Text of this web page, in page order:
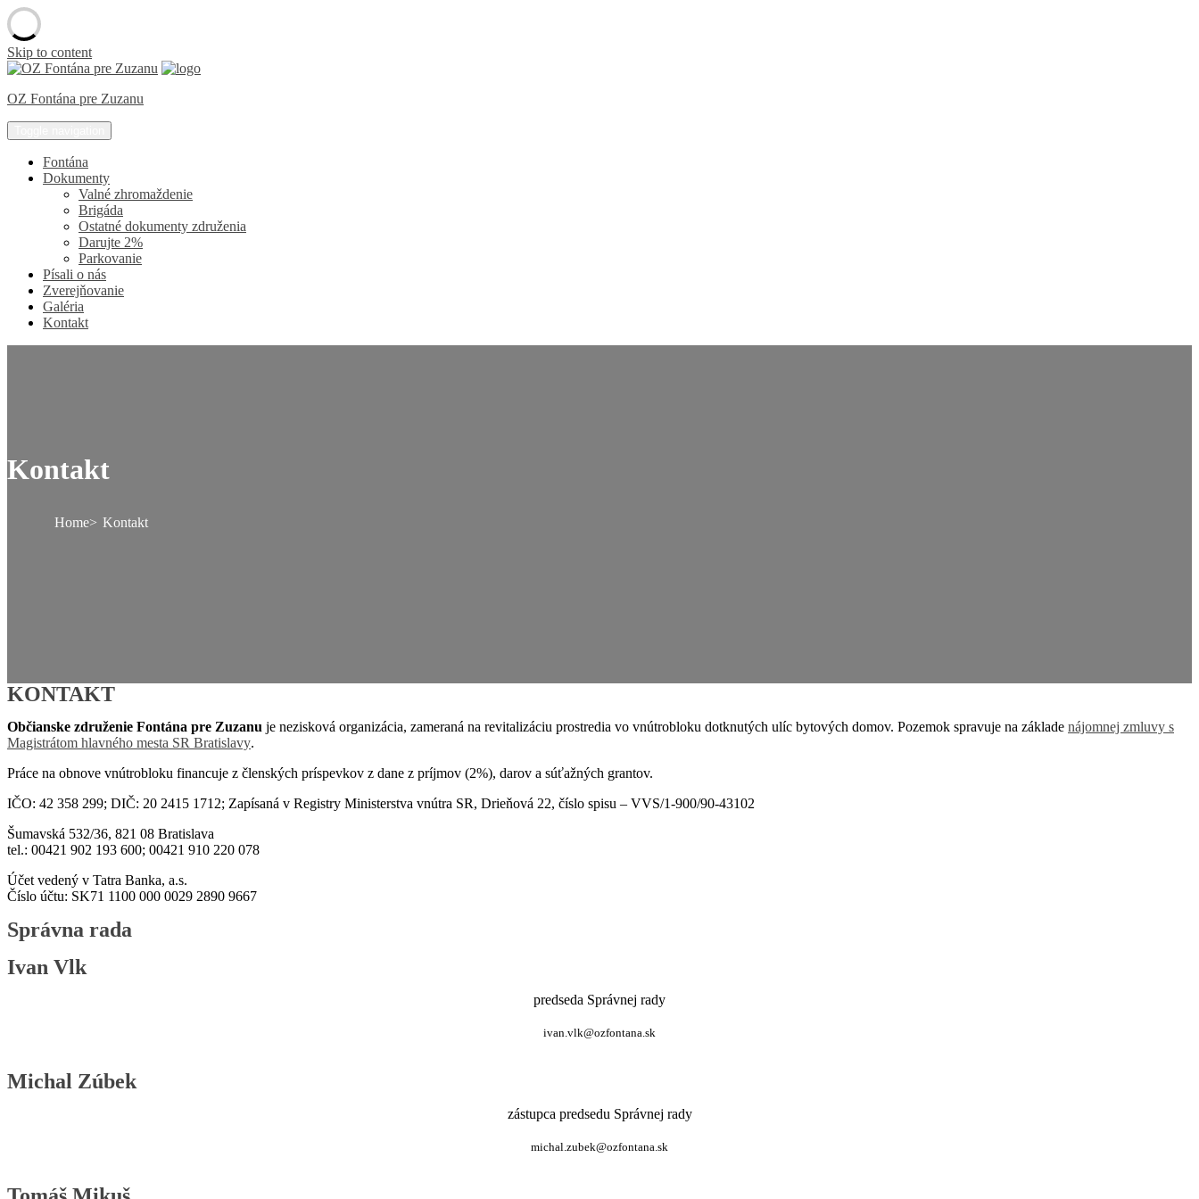
Skip to content
OZ Fontána pre Zuzanu
Fontána
Dokumenty
Valné zhromaždenie
Brigáda
Ostatné dokumenty združenia
Darujte 2%
Parkovanie
Písali o nás
Zverejňovanie
Galéria
Kontakt
Kontakt
Home Kontakt
KONTAKT
Občianske združenie Fontána pre Zuzanu je nezisková organizácia, zameraná na revitalizáciu prostredia vo vnútrobloku dotknutých ulíc bytových domov. Pozemok spravuje na základe nájomnej zmluvy s
Magistrátom hlavného mesta SR Bratislavy.
Práce na obnove vnútrobloku financuje z členských príspevkov z dane z príjmov (2%), darov a súťažných grantov.
IČO: 42 358 299; DIČ: 20 2415 1712; Zapísaná v Registry Ministerstva vnútra SR, Drieňová 22, číslo spisu – VVS/1-900/90-43102
Šumavská 532/36, 821 08 Bratislava
tel.: 00421 902 193 600; 00421 910 220 078
Účet vedený v Tatra Banka, a.s.
Číslo účtu: SK71 1100 000 0029 2890 9667
Správna rada
Ivan Vlk
predseda Správnej rady
ivan.vlk@ozfontana.sk
Michal Zúbek
zástupca predsedu Správnej rady
michal.zubek@ozfontana.sk